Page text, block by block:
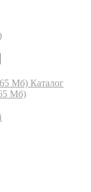
Мб) Каталог
Мб)